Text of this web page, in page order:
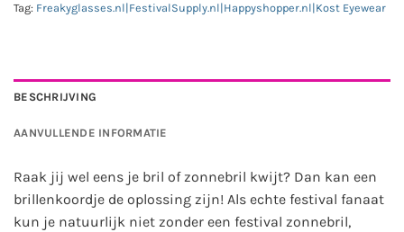
Tag: Freakyglasses.nl|FestivalSupply.nl|Happyshopper.nl|Kost Eyewear
BESCHRIJVING
AANVULLENDE INFORMATIE
Raak jij wel eens je bril of zonnebril kwijt? Dan kan een
brillenkoordje de oplossing zijn! Als echte festival fanaat
kun je natuurlijk niet zonder een festival zonnebril,